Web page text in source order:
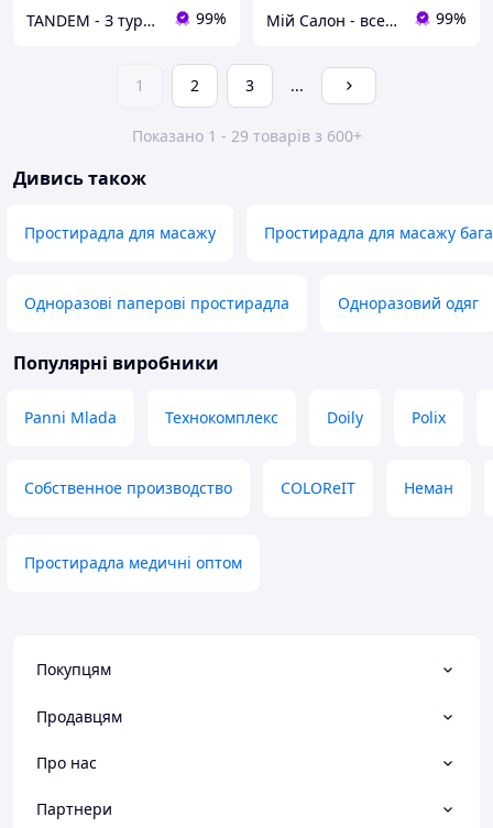
TANDEM - З турботою про Вас та ваших клієнтів 99% Мій Салон - все для вашого салону! 99%
1 2 3 ...
Показано 1 - 29 товарів з 600+
Дивись також
Простирадла для масажу Простирадла для масажу
Одноразові паперові простирадла Одноразовий одяг
Популярні виробники
Panni Mlada Технокомплекс Doily Polix
Собственное производство COLOReIT Неман
Простирадла медичні оптом
Покупцям
Продавцям
Про нас
Партнери